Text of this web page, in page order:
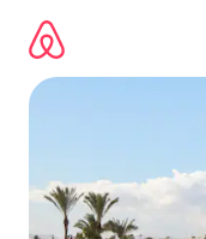
directement
contenu